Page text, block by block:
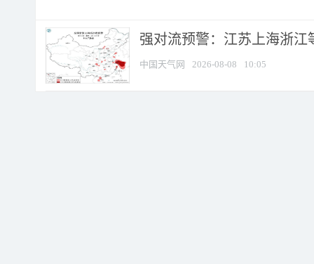
强对流预警：江苏上海浙江
中国天气网 2026-08-08 10:05